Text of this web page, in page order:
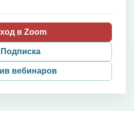
в Zoom
Подписка
вебинаров